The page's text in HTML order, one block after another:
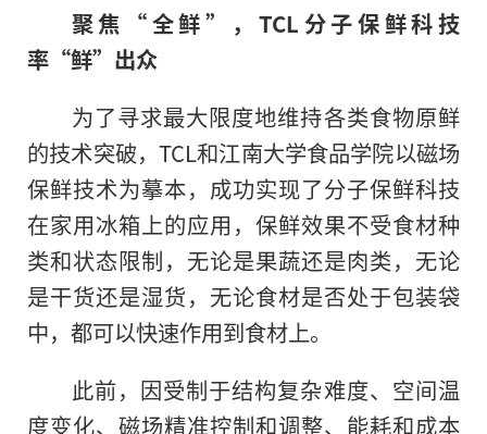
聚焦“全鲜”，TCL分子保鲜科技
率“鲜”出众
为了寻求最大限度地维持各类食物原鲜
的技术突破，TCL和江南大学食品学院以磁场
保鲜技术为摹本，成功实现了分子保鲜科技
在家用冰箱上的应用，保鲜效果不受食材种
类和状态限制，无论是果蔬还是肉类，无论
是干货还是湿货，无论食材是否处于包装袋
中，都可以快速作用到食材上。
此前，因受制于结构复杂难度、空间温
度变化、磁场精准控制和调整、能耗和成本